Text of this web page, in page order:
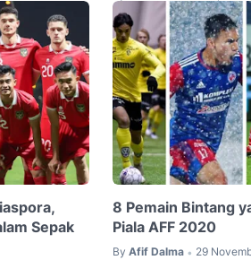
Sepak
8 Pemain Bintang
Piala AFF 2020
By Afif Dalma • 29